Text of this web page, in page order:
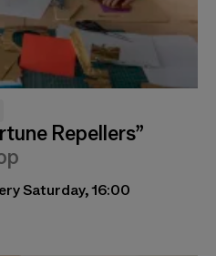
Repellers”
Saturday, 16:00